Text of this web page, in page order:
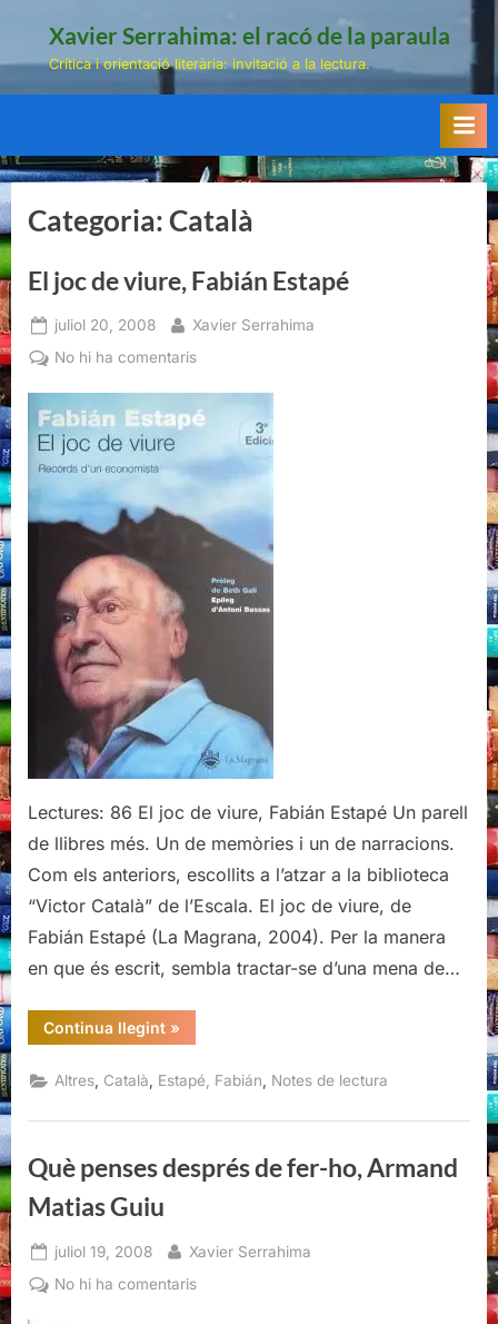
Xavier Serrahima: el racó de la paraula
Crítica i orientació literària: invitació a la lectura.
Categoria:Català
El joc de viure, Fabián Estapé
Posted
on
juliol 20, 2008 By
Xavier Serrahima
No hi ha comentarisa
joc
viure,
Fabián
Estapé
Lectures: 86 El joc de viure, Fabián Estapé Un parell
de llibres més. Un de memòries i un de narracions.
Com els anteriors, escollits a l’atzar a la biblioteca
“Victor Català” de l’Escala. El joc de viure, de
Fabián Estapé (La Magrana, 2004). Per la manera
en que és escrit, sembla tractar-se d’una mena de…
Continua llegint“El
joc
viure,
Fabián
»
Altres Català Estapé, Fabián Notes de lectura
Què penses després de fer-ho, Armand
Matias Guiu
Posted
on
juliol 19, 2008 By
Xavier Serrahima
No hi ha comentarisa